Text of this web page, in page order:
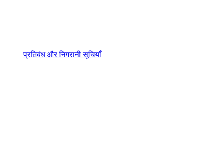
प्रतिबंध और निगरानी सूचियाँ